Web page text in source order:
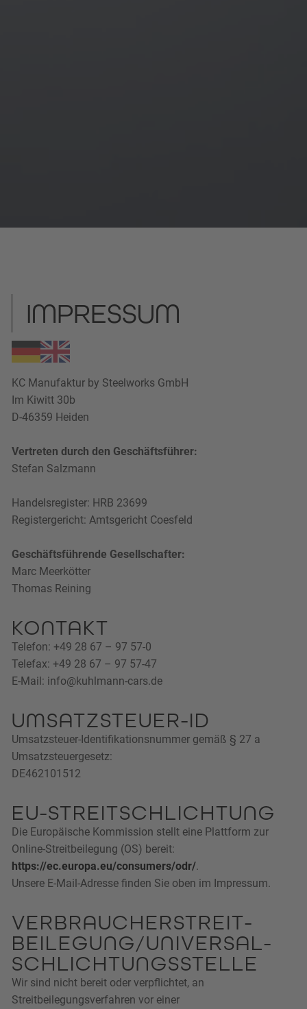
IMPRESSUM
KC Manufaktur by Steelworks GmbH
Im Kiwitt 30b
D-46359 Heiden
Vertreten durch den Geschäftsführer:
Stefan Salzmann
Handelsregister: HRB 23699
Registergericht: Amtsgericht Coesfeld
Geschäftsführende Gesellschafter:
Marc Meerkötter
Thomas Reining
KONTAKT
Telefon: +49 28 67 – 97 57-0
Telefax: +49 28 67 – 97 57-47
E-Mail: info@kuhlmann-cars.de
UMSATZSTEUER-ID
Umsatzsteuer-Identifikationsnummer gemäß § 27 a
Umsatzsteuergesetz:
DE462101512
EU-STREITSCHLICHTUNG
Die Europäische Kommission stellt eine Plattform zur
Online-Streitbeilegung (OS) bereit:
https://ec.europa.eu/consumers/odr/.
Unsere E-Mail-Adresse finden Sie oben im Impressum.
VERBRAUCHER­STREIT­
BEILEGUNG/UNIVERSAL­
SCHLICHTUNGS­STELLE
Wir sind nicht bereit oder verpflichtet, an
Streitbeilegungsverfahren vor einer